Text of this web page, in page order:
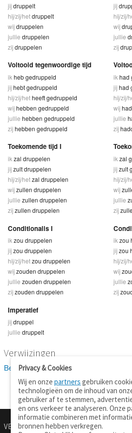
jijdruppelt
hij/zij/hetdruppelt
wijdruppelen
jullie druppelen
zijdruppelen
jij
hij/zij/
wij
jullie
zij
Voltooid tegenwoordige tijd
ik heb gedruppeld
jijhebt gedruppeld
hij/zij/hetheeft gedruppeld
wijhebben gedruppeld
jullie hebben gedruppeld
zijhebben gedruppeld
ik had
jijhad
hij/zij/
wij
jullie
zij
Toekomende tijd I
ik zal druppelen
jijzult druppelen
hij/zij/hetzal druppelen
wijzullen druppelen
jullie zullen druppelen
zijzullen druppelen
ik zal
jijzult
hij/zij/
wij
jullie
zij
Conditionalis I
ik zou druppelen
jijzou druppelen
hij/zij/hetzou druppelen
wijzouden druppelen
jullie zouden druppelen
zijzouden druppelen
ik zou
jijzou
hij/zij/
wij
jullie
zij
Imperatief
jijdruppel
jullie druppelt
Verwijzingen
Bekijk 1 definitie(s) van druppelen
VERTALEN.NU
Privacy & Cookies
Wij en onzepartners gebruiken
technologieën om de inhoud van
gebruiker af te stemmen,
en ons verkeer te analyseren. Onze
informatie combineren met
bronnen hebben verkregen.